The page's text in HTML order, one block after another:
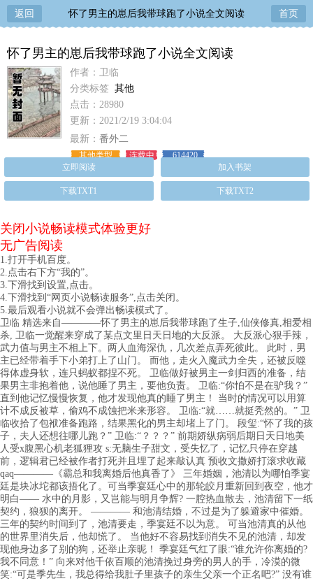
返回 怀了男主的崽后我带球跑了小说全文阅读 首页
怀了男主的崽后我带球跑了小说全文阅读
作者：卫临
分类标签 其他
点击：28980
更新：2021/2/19 3:04:04
最新： 番外二
其他类型 连载中
614420
立即阅读
加入书架
下载TXT1 下载TXT2
关闭小说畅读模式体验更好
无广告阅读
1.打开手机百度。
2.点击右下方“我的”。
3.下滑找到设置,点击。
4.下滑找到“网页小说畅读服务”,点击关闭。
5.最后观看小说就不会弹出畅读模式了。
卫临 精选来自————怀了男主的崽后我带球跑了生子,仙侠修真,相爱相
杀, 卫临一觉醒来穿成了某点文里日天日地的大反派。 大反派心狠手辣，
武力值与男主不相上下。两人血海深仇，几次差点弄死彼此。 此时，男
主已经带着手下小弟打上了山门。 而他，走火入魔武力全失，还被反噬
得体虚身软，连只蚂蚁都捏不死。 卫临做好被男主一剑归西的准备，结
果男主非抱着他，说他睡了男主，要他负责。 卫临:“你怕不是在驴我？”
直到他记忆慢慢恢复，他才发现他真的睡了男主！ 当时的情况可以用算
计不成反被草，偷鸡不成蚀把米来形容。 卫临:“就……就挺秃然的。” 卫
临收拾了包袱准备跑路，结果黑化的男主却堵上了门。 段玺:“怀了我的孩
子，夫人还想往哪儿跑？” 卫临:“？？？” 前期娇纵病弱后期日天日地美
人受x腹黑心机老狐狸攻 s:无脑生子甜文，受失忆了，记忆只停在穿越
前，逻辑君已经被作者打死并且埋了起来敲认真 预收文撒娇打滚求收藏
qaq————《霸总和我离婚后他真香了》 三年婚姻，池清以为哪怕季宴
廷是块冰坨都该捂化了。可当季宴廷心中的那轮皎月重新回到夜空，他才
明白—— 水中的月影，又岂能与明月争辉? 一腔热血散去，池清留下一纸
契约，狼狈的离开。 ———— 和池清结婚，不过是为了躲避家中催婚。
三年的契约时间到了，池清要走，季宴廷不以为意。 可当池清真的从他
的世界里消失后，他却慌了。 当他好不容易找到消失不见的池清，却发
现他身边多了别的狗，还举止亲昵！ 季宴廷气红了眼:“谁允许你离婚的?
我不同意！” 向来对他千依百顺的池清挽过身旁的男人的手，冷漠的微
笑:“可是季先生，我总得给我肚子里孩子的亲生父亲一个正名吧?” 没有谁